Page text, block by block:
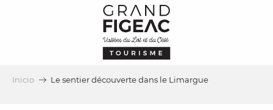
Inicio Le sentier découverte dans le Limargue